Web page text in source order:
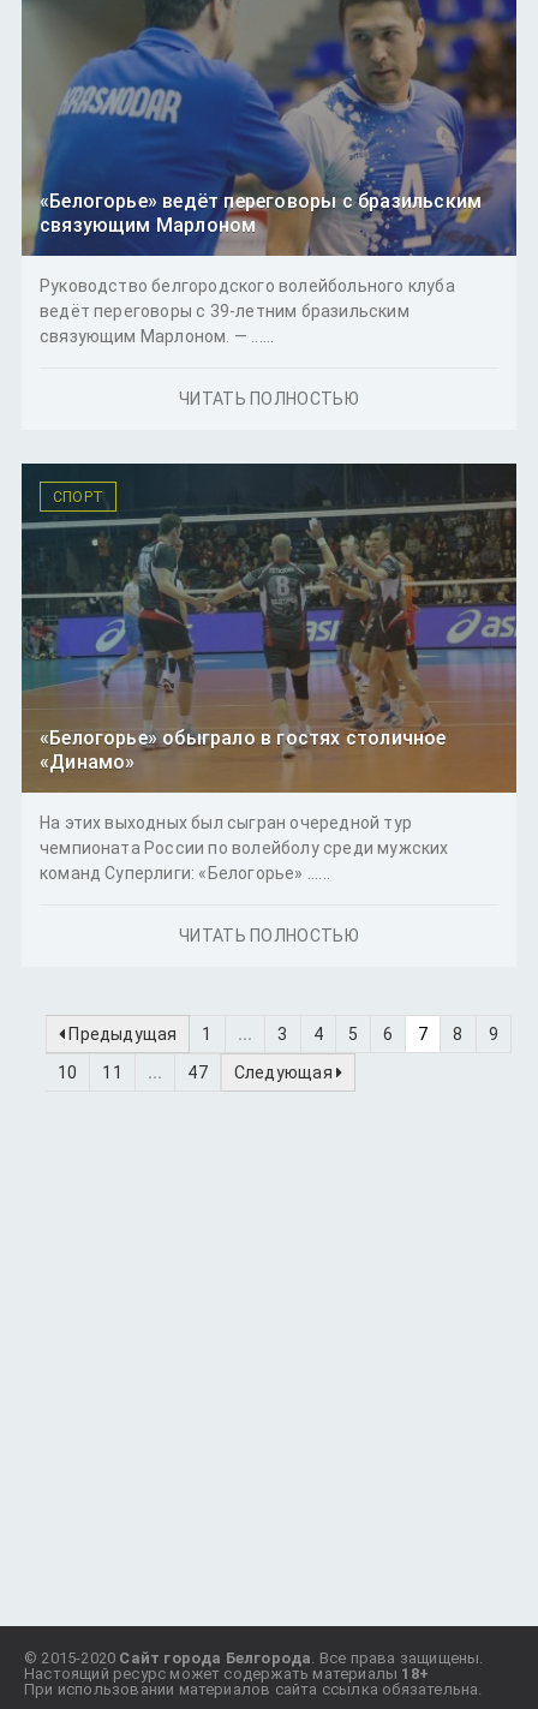
«Белогорье» ведёт переговоры с бразильским
связующим Марлоном
Руководство белгородского волейбольного клуба
ведёт переговоры с 39-летним бразильским
связующим Марлоном. — ......
ЧИТАТЬ ПОЛНОСТЬЮ
СПОРТ
«Белогорье» обыграло в гостях столичное
«Динамо»
На этих выходных был сыгран очередной тур
чемпионата России по волейболу среди мужских
команд Суперлиги: «Белогорье» ......
ЧИТАТЬ ПОЛНОСТЬЮ
Предыдущая 1 ... 3 4 5 6 7 8
9
10
11 ... 47 Следующая
© 2015-2020 Сайт города Белгорода. Все права защищены.
Настоящий ресурс может содержать материалы 18+
При использовании материалов сайта ссылка обязательна.